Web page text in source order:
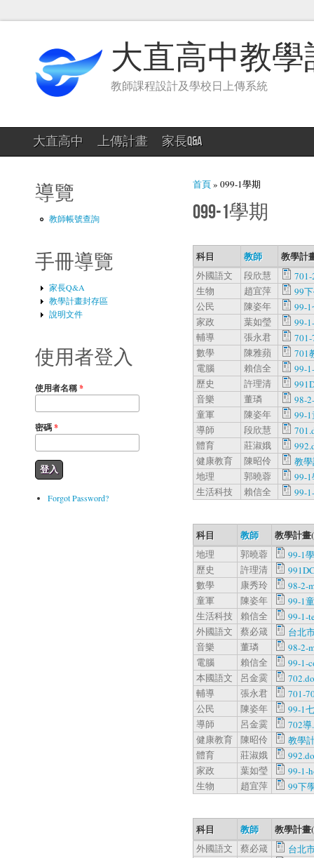
大直高中教
教師課程設計及學校日上傳系統
大直高中 上傳計畫 家長Q&A
導覽
教師帳號查詢
手冊導覽
家長Q&A
教學計畫封存區
說明文件
使用者登入
使用者名稱*
密碼*
Forgot Password?
您在這裡
首頁» 099-1學期
099-1學期
科目 教師 教學計
外國語文 段欣慧
701-
生物
趙宜萍
99
公民
陳姿年
99-
家政
葉如瑩
99-
輔導
張永君
數學
陳雅蘋
701
電腦
賴信全
99-
歷史
許理清
音樂
董璘
98-
童軍
陳姿年
99-1
導師
段欣慧
體育
莊淑娥
健康教育
陳昭伶
教
地理
郭曉蓉
99-
生活科技
賴信全 99-
科目 教師 教學計畫
地理 郭曉蓉
99-1
歷史
許理清
數學
康秀玲
98-2-
童軍
陳姿年
99-1
生活科技
賴信全
99-1-
外國語文
蔡必箴
台北
音樂
董璘
98-2-
電腦
賴信全
99-1-
本國語文
呂金霙
輔導
張永君
701-
公民
陳姿年
99-1
導師
呂金霙
702導
健康教育
陳昭伶
教學
體育
莊淑娥
家政
葉如瑩
99-1-
生物
趙宜萍 99下
科目 教師 教學計畫
外國語文 蔡必箴
台北